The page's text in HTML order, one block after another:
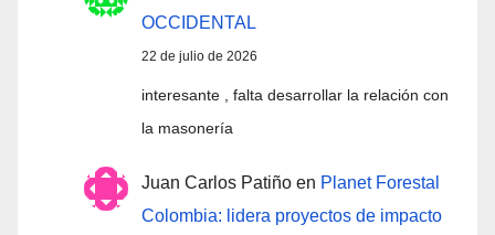
OCCIDENTAL
22 de julio de 2026
interesante , falta desarrollar la relación con
la masonería
Juan Carlos Patiño en Planet Forestal
Colombia: lidera proyectos de impacto